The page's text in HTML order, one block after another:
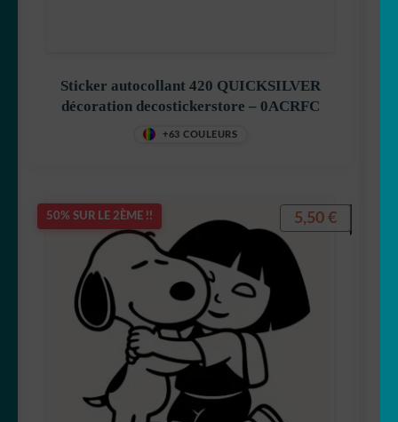
Sticker autocollant 420 QUICKSILVER
décoration decostickerstore – 0ACRFC
+63 COULEURS
50% SUR LE 2ÈME !! 5,50 €